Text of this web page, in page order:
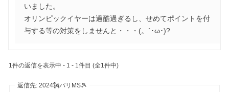
いました。
オリンピックイヤーは過酷過ぎるし、せめてポイントを付
与する等の対策をしませんと・・・(。´･ω･)?
1件の返信を表示中 - 1 - 1件目 (全1件中)
返信先: 2024🗽パリMS🎾